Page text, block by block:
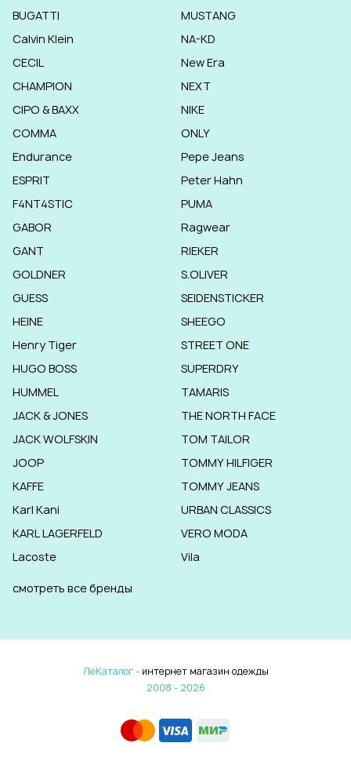
BUGATTI
Calvin Klein
CECIL
CHAMPION
CIPO & BAXX
COMMA
Endurance
ESPRIT
F4NT4STIC
GABOR
GANT
GOLDNER
GUESS
HEINE
Henry Tiger
HUGO BOSS
HUMMEL
JACK & JONES
JACK WOLFSKIN
JOOP
KAFFE
Karl Kani
KARL LAGERFELD
Lacoste
MUSTANG
NA-KD
New Era
NEXT
NIKE
ONLY
Pepe Jeans
Peter Hahn
PUMA
Ragwear
RIEKER
S.OLIVER
SEIDENSTICKER
SHEEGO
STREET ONE
SUPERDRY
TAMARIS
THE NORTH FACE
TOM TAILOR
TOMMY HILFIGER
TOMMY JEANS
URBAN CLASSICS
VERO MODA
Vila
смотреть все бренды
ЛеКаталог - интернет магазин одежды
2008 - 2026